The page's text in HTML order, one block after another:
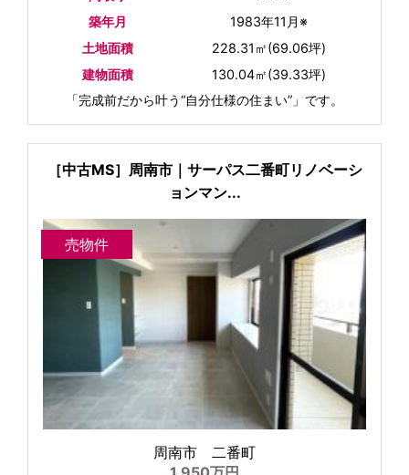
築年月
1983年11月※
土地面積
228.31㎡(69.06坪)
建物面積
130.04㎡(39.33坪)
「完成前だから叶う“自分仕様の住まい”」です。
［中古MS］周南市｜サーパス二番町リノベーシ
ョンマン...
売物件
周南市 二番町